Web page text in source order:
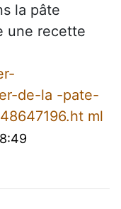
la pâte
une recette
de-la -pate-
ml